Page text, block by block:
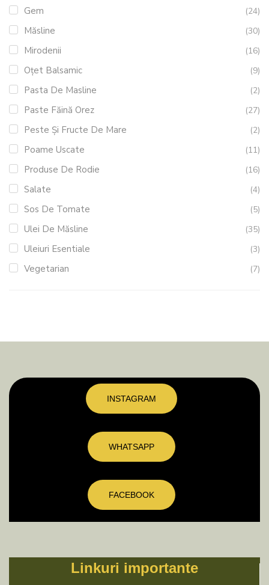
Gem (24)
Măsline (30)
Mirodenii (16)
Oțet Balsamic (9)
Pasta De Masline (2)
Paste Făină Orez (27)
Peste Și Fructe De Mare (2)
Poame Uscate (11)
Produse De Rodie (16)
Salate (4)
Sos De Tomate (5)
Ulei De Măsline (35)
Uleiuri Esentiale (3)
Vegetarian (7)
INSTAGRAM
WHATSAPP
FACEBOOK
Linkuri importante